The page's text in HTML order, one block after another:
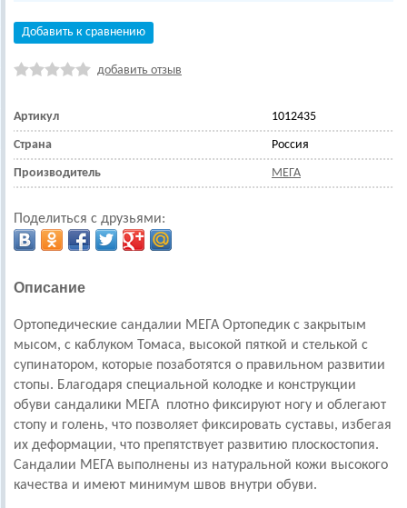
Добавить к сравнению
добавить отзыв
Артикул 1012435
Страна Россия
Производитель МЕГА
Поделиться с друзьями:
Описание
Ортопедические сандалии МЕГА Ортопедик с закрытым
мысом, с каблуком Томаса, высокой пяткой и стелькой с
супинатором, которые позаботятся о правильном развитии
стопы. Благодаря специальной колодке и конструкции
обуви сандалики МЕГА плотно фиксируют ногу и облегают
стопу и голень, что позволяет фиксировать суставы, избегая
их деформации, что препятствует развитию плоскостопия.
Сандалии МЕГА выполнены из натуральной кожи высокого
качества и имеют минимум швов внутри обуви.